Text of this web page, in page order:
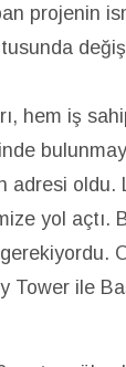
projenin
hem iş
adresi oldu.
yol açtı.
Tower ile